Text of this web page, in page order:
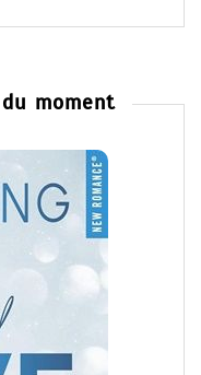
moment